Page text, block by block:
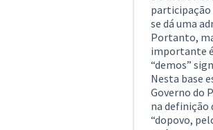
participação
se dá uma
Portanto,
importante
“demos”
Nesta base
Governo do
na definição
“dopovo,